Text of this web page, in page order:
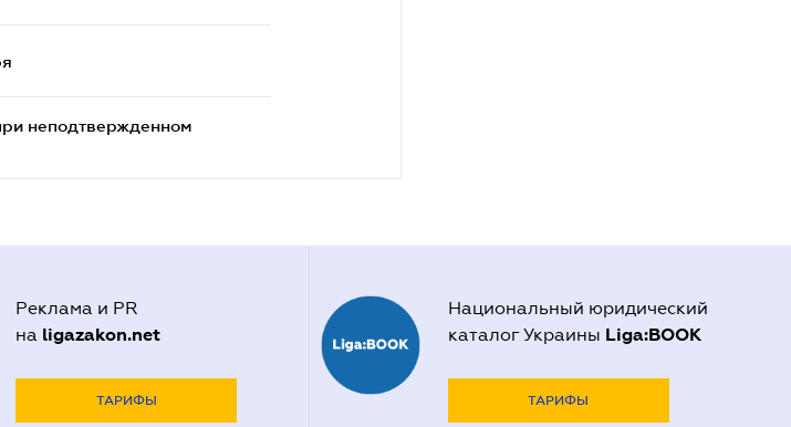
неподтвержденном
Реклама и PR
на ligazakon.net
ТАРИФЫ
Национальный юридический
каталог Украины Liga:BOOK
ТАРИФЫ